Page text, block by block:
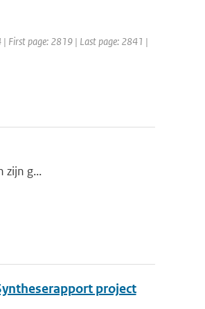
First page: 2819 | Last page: 2841 |
zijn g...
project